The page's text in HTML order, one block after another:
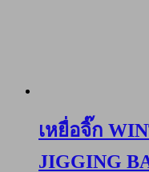
เหยื่อจิ๊ก
JIGGING